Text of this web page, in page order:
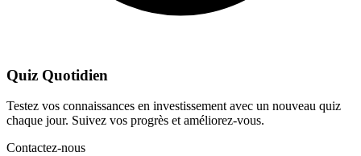
Quiz Quotidien
Testez vos connaissances en investissement avec un nouveau quiz
chaque jour. Suivez vos progrès et améliorez-vous.
Contactez-nous